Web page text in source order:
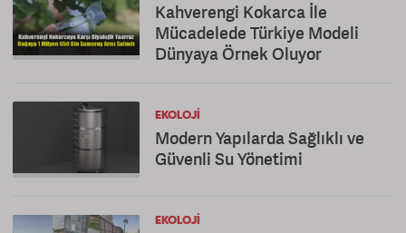
Kahverengi Kokarca İle
Mücadelede Türkiye Modeli
Dünyaya Örnek Oluyor
EKOLOJI
Modern Yapılarda Sağlıklı ve
Güvenli Su Yönetimi
EKOLOJI